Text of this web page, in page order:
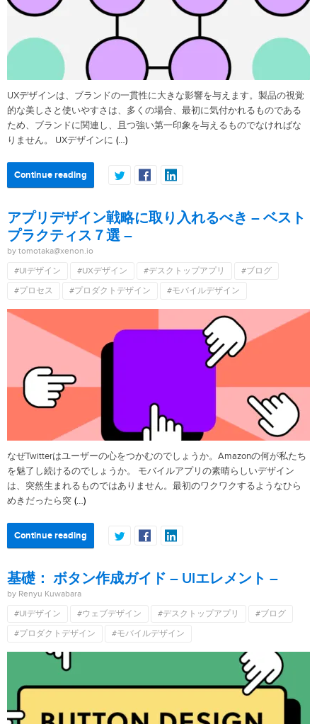
UXデザインは、ブランドの一貫性に大きな影響を与えます。製品の視覚
的な美しさと使いやすさは、多くの場合、最初に気付かれるものである
ため、ブランドに関連し、且つ強い第一印象を与えるものでなければな
りません。 UXデザインに (…)
Continue reading
アプリデザイン戦略に取り入れるべき – ベスト
プラクティス７選 –
by tomotaka@xenon.io
#UIデザイン
#UXデザイン #デスクトップアプリ
#ブログ
#プロセス
#プロダクトデザイン #モバイルデザイン
なぜTwitterはユーザーの心をつかむのでしょうか。Amazonの何が私たち
を魅了し続けるのでしょうか。 モバイルアプリの素晴らしいデザイン
は、突然生まれるものではありません。最初のワクワクするようなひら
めきだったら突 (…)
Continue reading
基礎： ボタン作成ガイド – UIエレメント –
by Renyu Kuwabara
#UIデザイン
#ウェブデザイン #デスクトップアプリ
#ブログ
#プロダクトデザイン
#モバイルデザイン